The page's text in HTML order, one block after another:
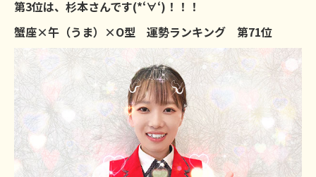
第3位は、杉本さんです(*‘∀‘)！！！
蟹座×午（うま）×O型 運勢ランキング 第71位